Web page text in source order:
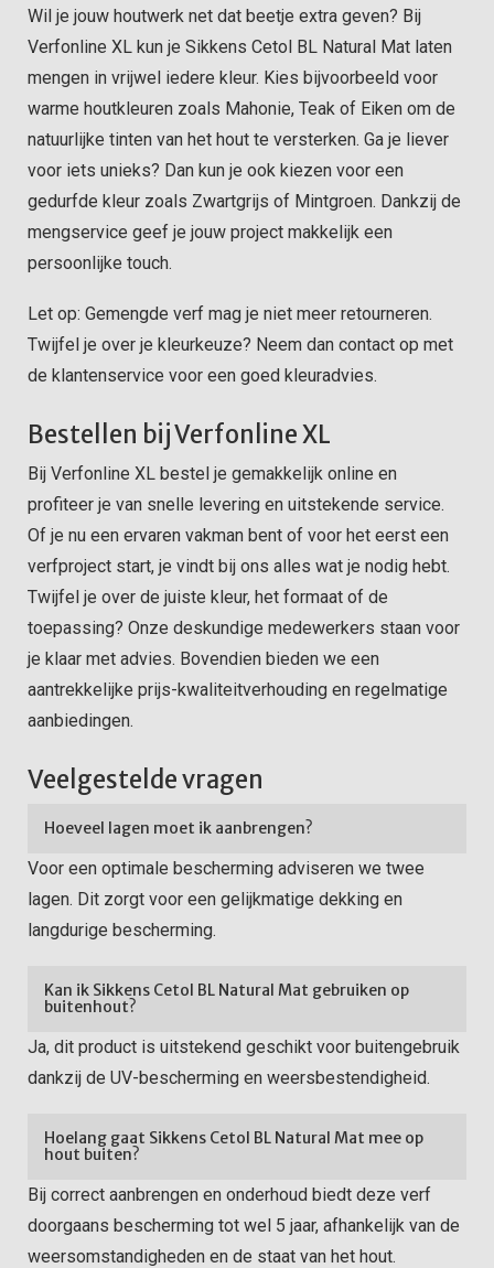
Wil je jouw houtwerk net dat beetje extra geven? Bij
Verfonline XL kun je Sikkens Cetol BL Natural Mat laten
mengen in vrijwel iedere kleur. Kies bijvoorbeeld voor
warme houtkleuren zoals Mahonie, Teak of Eiken om de
natuurlijke tinten van het hout te versterken. Ga je liever
voor iets unieks? Dan kun je ook kiezen voor een
gedurfde kleur zoals Zwartgrijs of Mintgroen. Dankzij de
mengservice geef je jouw project makkelijk een
persoonlijke touch.
Let op: Gemengde verf mag je niet meer retourneren.
Twijfel je over je kleurkeuze? Neem dan contact op met
de klantenservice voor een goed kleuradvies.
Bestellen bij Verfonline XL
Bij Verfonline XL bestel je gemakkelijk online en
profiteer je van snelle levering en uitstekende service.
Of je nu een ervaren vakman bent of voor het eerst een
verfproject start, je vindt bij ons alles wat je nodig hebt.
Twijfel je over de juiste kleur, het formaat of de
toepassing? Onze deskundige medewerkers staan voor
je klaar met advies. Bovendien bieden we een
aantrekkelijke prijs-kwaliteitverhouding en regelmatige
aanbiedingen.
Veelgestelde vragen
Hoeveel lagen moet ik aanbrengen?
Voor een optimale bescherming adviseren we twee
lagen. Dit zorgt voor een gelijkmatige dekking en
langdurige bescherming.
Kan ik Sikkens Cetol BL Natural Mat gebruiken op
buitenhout?
Ja, dit product is uitstekend geschikt voor buitengebruik
dankzij de UV-bescherming en weersbestendigheid.
Hoelang gaat Sikkens Cetol BL Natural Mat mee op
hout buiten?
Bij correct aanbrengen en onderhoud biedt deze verf
doorgaans bescherming tot wel 5 jaar, afhankelijk van de
weersomstandigheden en de staat van het hout.